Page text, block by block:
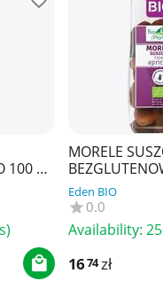
100 g -
MORELE
BIO PLANET
Eden BIO
0.0
Availability:
1674zł